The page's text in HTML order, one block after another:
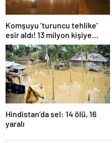
Komşuyu ‘turuncu tehlike’
esir aldı! 13 milyon kişiye
“evde kalın” uyarısı…
Hindistan’da sel: 14 ölü, 16
yaralı